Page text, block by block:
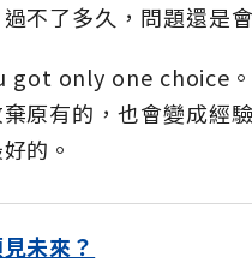
不了多久，問題還是
got only one choice
原有的，也會變成經
的。
未來？